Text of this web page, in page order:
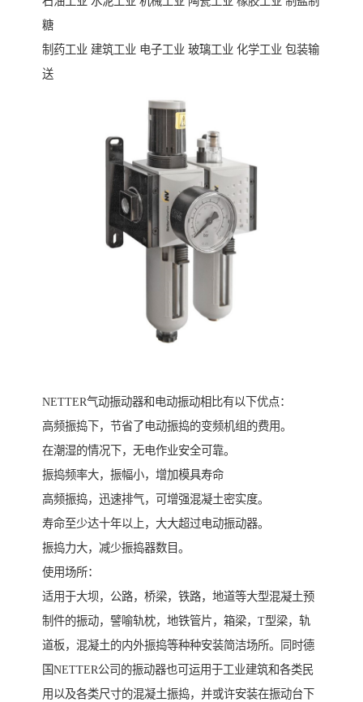
糖
制药工业 建筑工业 电子工业 玻璃工业 化学工业 包装输
送
NETTER气动振动器和电动振动相比有以下优点：
高频振捣下，节省了电动振捣的变频机组的费用。
在潮湿的情况下，无电作业安全可靠。
振捣频率大，振幅小，增加模具寿命
高频振捣，迅速排气，可增强混凝土密实度。
寿命至少达十年以上，大大超过电动振动器。
振捣力大，减少振捣器数目。
使用场所：
适用于大坝，公路，桥梁，铁路，地道等大型混凝土预
制件的振动，譬喻轨枕，地铁管片，箱梁，T型梁，轨
道板，混凝土的内外振捣等种种安装简洁场所。同时德
国NETTER公司的振动器也可运用于工业建筑和各类民
用以及各类尺寸的混凝土振捣，并或许安装在振动台下